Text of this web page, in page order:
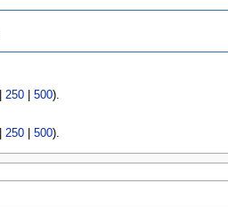
250| 500).
250| 500).